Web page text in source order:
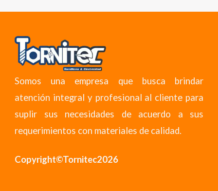
Somos una empresa que busca brindar
atención integral y profesional al cliente para
suplir sus necesidades de acuerdo a sus
requerimientos con materiales de calidad.
Copyright©Tornitec2026